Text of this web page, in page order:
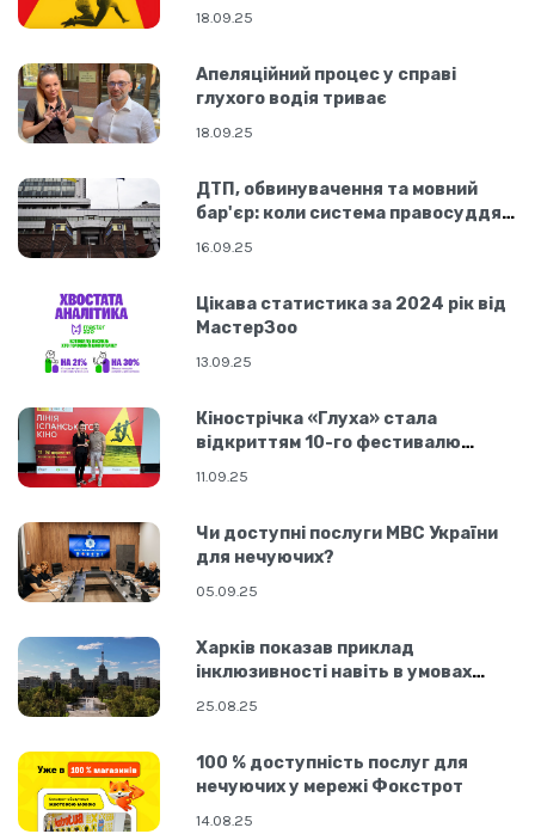
18.09.25
Апеляційний процес у справі
глухого водія триває
18.09.25
ДТП, обвинувачення та мовний
бар'єр: коли система правосуддя
16.09.25
Цікава статистика за 2024 рік від
МастерЗоо
13.09.25
Кінострічка «Глуха» стала
відкриттям 10-го фестивалю
11.09.25
Чи доступні послуги МВС України
для нечуючих?
05.09.25
Харків показав приклад
інклюзивності навіть в умовах
25.08.25
100 % доступність послуг для
нечуючих у мережі Фокстрот
14.08.25